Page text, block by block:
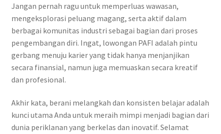
Jangan pernah ragu untuk memperluas wawasan,
mengeksplorasi peluang magang, serta aktif dalam
berbagai komunitas industri sebagai bagian dari proses
pengembangan diri. Ingat, lowongan PAFI adalah pintu
gerbang menuju karier yang tidak hanya menjanjikan
secara finansial, namun juga memuaskan secara kreatif
dan profesional.
Akhir kata, berani melangkah dan konsisten belajar adalah
kunci utama Anda untuk meraih mimpi menjadi bagian dari
dunia periklanan yang berkelas dan inovatif. Selamat